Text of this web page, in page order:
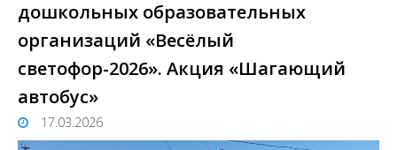
дошкольных образовательных
организаций «Весёлый
светофор-2026». Акция «Шагающий
автобус»
17.03.2026